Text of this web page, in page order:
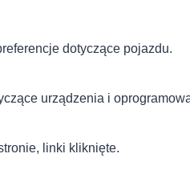
dotyczące pojazdu.
urządzenia i
linki kliknięte.